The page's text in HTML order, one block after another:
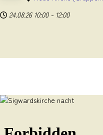
24.08.26 10:00 - 12:00